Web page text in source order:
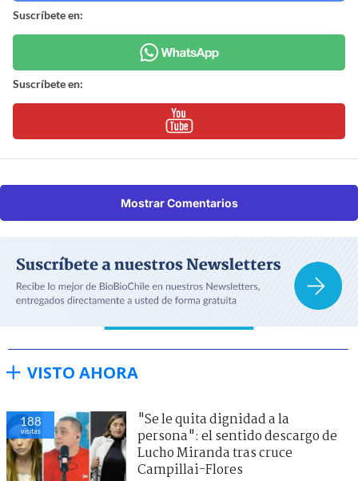
Suscríbete en:
Suscríbete en:
Mostrar Comentarios
VISTO AHORA
188
visitas
"Se le quita dignidad a la
persona": el sentido descargo de
Lucho Miranda tras cruce
Campillai-Flores